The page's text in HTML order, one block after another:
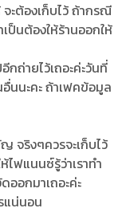
ะต้องเก็บไว้ ถ้ากรณี
ป็นต้องให้ร้านออกให้
กถ่ายไว้เถอะค่ะวันที่
นนะคะ ถ้าเฟคข้อมูล
จริงๆควรจะเก็บไว้
ฟแนนซ์รู้ว่าเราทำ
อกมาเถอะค่ะ
แน่นอน